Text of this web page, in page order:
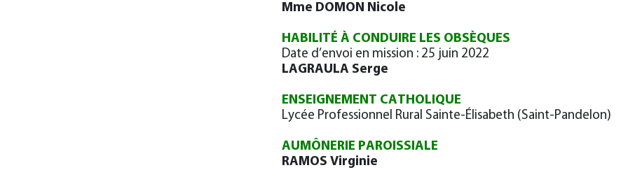
Mme DOMON Nicole
HABILITÉ À CONDUIRE LES OBSÈQUES
Date d’envoi en mission : 25 juin 2022
LAGRAULA Serge
ENSEIGNEMENT CATHOLIQUE
Lycée Professionnel Rural Sainte-Élisabeth (Saint-Pandelon)
AUMÔNERIE PAROISSIALE
RAMOS Virginie